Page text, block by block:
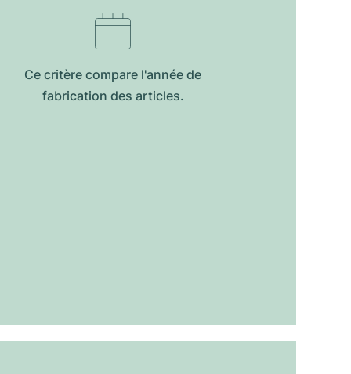
Ce critère compare l'année de
fabrication des articles.